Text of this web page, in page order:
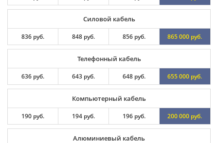
Силовой кабель
836 руб. 848 руб. 856 руб. 865 000 руб.
Телефонный кабель
636 руб. 643 руб. 648 руб. 655 000 руб.
Компьютерный кабель
190 руб. 194 руб. 196 руб. 200 000 руб.
Алюминиевый кабель